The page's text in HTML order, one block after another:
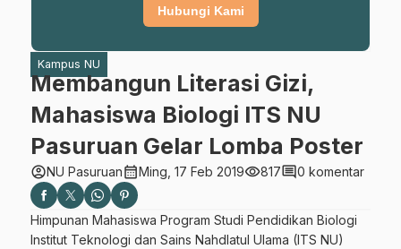
Hubungi Kami
Kampus NU
Membangun Literasi Gizi,
Mahasiswa Biologi ITS NU
Pasuruan Gelar Lomba Poster
account_circleNU Pasuruancalendar_monthMing, 17 Feb 2019visibility817comment0 komentar
Himpunan Mahasiswa Program Studi Pendidikan Biologi
Institut Teknologi dan Sains Nahdlatul Ulama (ITS NU)